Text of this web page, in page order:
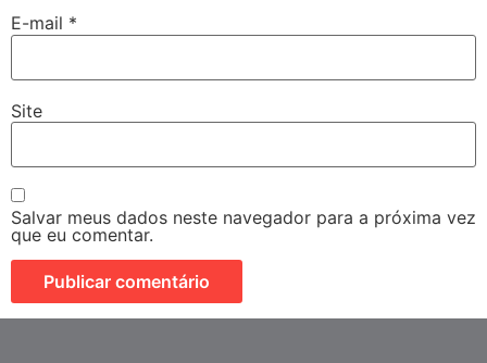
E-mail *
Site
Salvar meus dados neste navegador para a próxima vez
que eu comentar.